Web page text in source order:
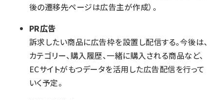
後の遷移先ページは広告主が作成）。
PR広告
訴求したい商品に広告枠を設置し配信する。今後は、
カテゴリー、購入履歴、一緒に購入される商品など、
ECサイトがもつデータを活用した広告配信を行って
いく予定。